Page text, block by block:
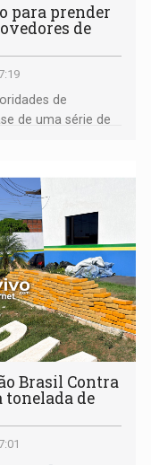
para prender
de
de
de uma série de
Brasil Contra
tonelada de